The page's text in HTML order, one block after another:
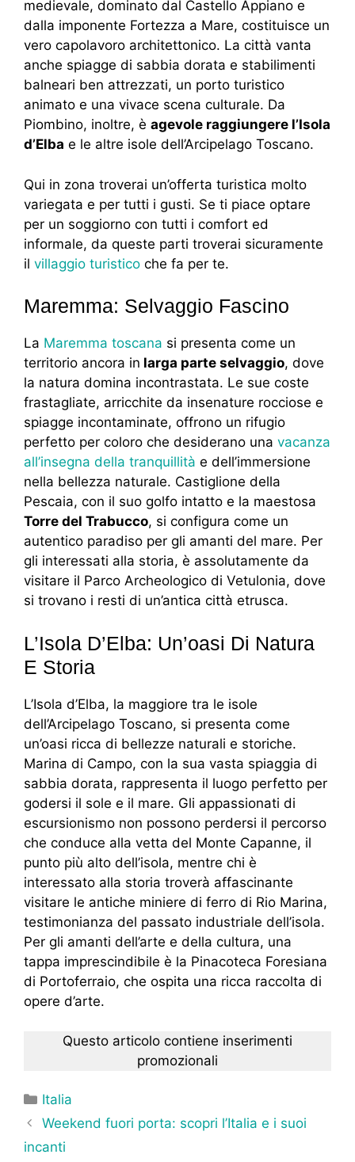
medievale, dominato dal Castello Appiano e
dalla imponente Fortezza a Mare, costituisce un
vero capolavoro architettonico. La città vanta
anche spiagge di sabbia dorata e stabilimenti
balneari ben attrezzati, un porto turistico
animato e una vivace scena culturale. Da
Piombino, inoltre, è agevole raggiungere l’Isola
d’Elba e le altre isole dell’Arcipelago Toscano.
Qui in zona troverai un’offerta turistica molto
variegata e per tutti i gusti. Se ti piace optare
per un soggiorno con tutti i comfort ed
informale, da queste parti troverai sicuramente
il villaggio turistico che fa per te.
Maremma: Selvaggio Fascino
La Maremma toscana si presenta come un
territorio ancora in larga parte selvaggio, dove
la natura domina incontrastata. Le sue coste
frastagliate, arricchite da insenature rocciose e
spiagge incontaminate, offrono un rifugio
perfetto per coloro che desiderano una vacanza
all’insegna della tranquillità e dell’immersione
nella bellezza naturale. Castiglione della
Pescaia, con il suo golfo intatto e la maestosa
Torre del Trabucco, si configura come un
autentico paradiso per gli amanti del mare. Per
gli interessati alla storia, è assolutamente da
visitare il Parco Archeologico di Vetulonia, dove
si trovano i resti di un’antica città etrusca.
L’Isola D’Elba: Un’oasi Di Natura
E Storia
L’Isola d’Elba, la maggiore tra le isole
dell’Arcipelago Toscano, si presenta come
un’oasi ricca di bellezze naturali e storiche.
Marina di Campo, con la sua vasta spiaggia di
sabbia dorata, rappresenta il luogo perfetto per
godersi il sole e il mare. Gli appassionati di
escursionismo non possono perdersi il percorso
che conduce alla vetta del Monte Capanne, il
punto più alto dell’isola, mentre chi è
interessato alla storia troverà affascinante
visitare le antiche miniere di ferro di Rio Marina,
testimonianza del passato industriale dell’isola.
Per gli amanti dell’arte e della cultura, una
tappa imprescindibile è la Pinacoteca Foresiana
di Portoferraio, che ospita una ricca raccolta di
opere d’arte.
Questo articolo contiene inserimenti
promozionali
Categorie
Italia
Weekend fuori porta: scopri l’Italia e i suoi
incanti